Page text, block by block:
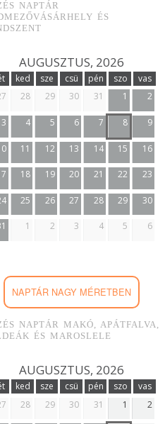
NAPTÁR
ÉS
AUGUSZTUS, 2026
ked sze csü pén szo
vas
28 29 30 31 1 2
3 4 5 6 7 8 9
11 12 13 14 15 16
18 19 20 21 22 23
25 26 27 28 29 30
1 2 3 4 5 6
NAPTÁR NAGY MÉRETBEN
NAPTÁR MAKÓ, APÁTFALVA,
ÉS MAROSLELE
AUGUSZTUS, 2026
ked sze csü pén szo
vas
28 29 30 31 1 2